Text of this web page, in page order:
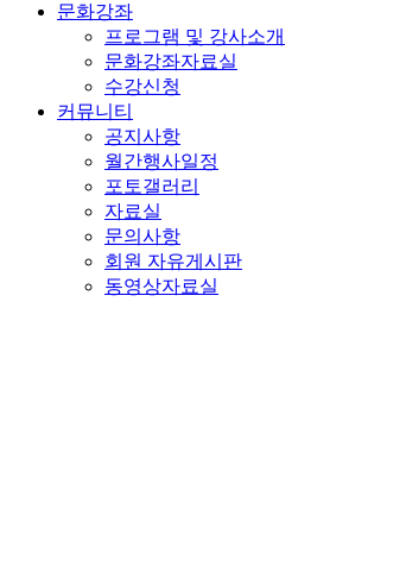
문화강좌
프로그램 및 강사소개
문화강좌자료실
수강신청
커뮤니티
공지사항
월간행사일정
포토갤러리
자료실
문의사항
회원 자유게시판
동영상자료실